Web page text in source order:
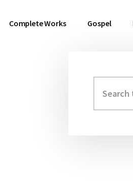
Complete Works Gospel
this
website